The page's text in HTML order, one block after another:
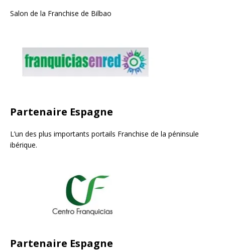
Salon de la Franchise de Bilbao
Partenaire Espagne
L’un des plus importants portails Franchise de la péninsule
ibérique.
Partenaire Espagne